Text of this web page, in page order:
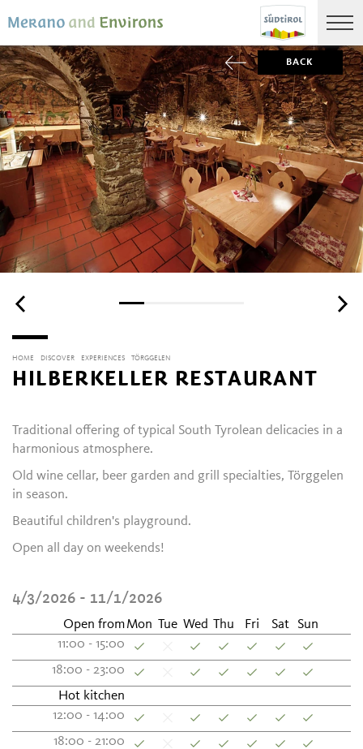
BACK
HOME DISCOVER EXPERIENCES TÖRGGELEN
HILBERKELLER RESTAURANT
Traditional offering of typical South Tyrolean delicacies in a
harmonious atmosphere.
Old wine cellar, beer garden and grill specialties, Törggelen
in season.
Beautiful children's playground.
Open all day on weekends!
4/3/2026 - 11/1/2026
Open fromMon Tue Wed Thu Fri Sat
Sun
11:00 - 15:00
18:00 - 23:00
Hot kitchen
12:00 - 14:00
18:00 - 21:00